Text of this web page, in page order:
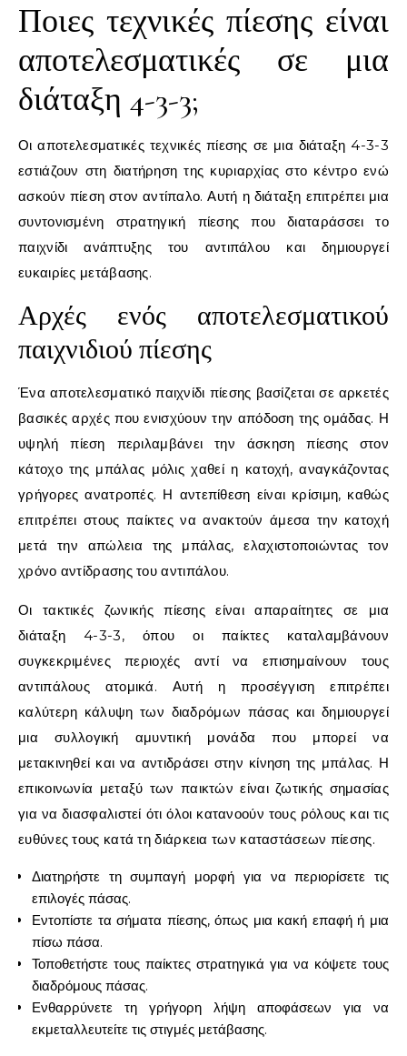
Ποιες τεχνικές πίεσης είναι
αποτελεσματικές σε μια
διάταξη 4-3-3;
Οι αποτελεσματικές τεχνικές πίεσης σε μια διάταξη 4-3-3
εστιάζουν στη διατήρηση της κυριαρχίας στο κέντρο ενώ
ασκούν πίεση στον αντίπαλο. Αυτή η διάταξη επιτρέπει μια
συντονισμένη στρατηγική πίεσης που διαταράσσει το
παιχνίδι ανάπτυξης του αντιπάλου και δημιουργεί
ευκαιρίες μετάβασης.
Αρχές ενός αποτελεσματικού
παιχνιδιού πίεσης
Ένα αποτελεσματικό παιχνίδι πίεσης βασίζεται σε αρκετές
βασικές αρχές που ενισχύουν την απόδοση της ομάδας. Η
υψηλή πίεση περιλαμβάνει την άσκηση πίεσης στον
κάτοχο της μπάλας μόλις χαθεί η κατοχή, αναγκάζοντας
γρήγορες ανατροπές. Η αντεπίθεση είναι κρίσιμη, καθώς
επιτρέπει στους παίκτες να ανακτούν άμεσα την κατοχή
μετά την απώλεια της μπάλας, ελαχιστοποιώντας τον
χρόνο αντίδρασης του αντιπάλου.
Οι τακτικές ζωνικής πίεσης είναι απαραίτητες σε μια
διάταξη 4-3-3, όπου οι παίκτες καταλαμβάνουν
συγκεκριμένες περιοχές αντί να επισημαίνουν τους
αντιπάλους ατομικά. Αυτή η προσέγγιση επιτρέπει
καλύτερη κάλυψη των διαδρόμων πάσας και δημιουργεί
μια συλλογική αμυντική μονάδα που μπορεί να
μετακινηθεί και να αντιδράσει στην κίνηση της μπάλας. Η
επικοινωνία μεταξύ των παικτών είναι ζωτικής σημασίας
για να διασφαλιστεί ότι όλοι κατανοούν τους ρόλους και τις
ευθύνες τους κατά τη διάρκεια των καταστάσεων πίεσης.
Διατηρήστε τη συμπαγή μορφή για να περιορίσετε τις
επιλογές πάσας.
Εντοπίστε τα σήματα πίεσης, όπως μια κακή επαφή ή μια
πίσω πάσα.
Τοποθετήστε τους παίκτες στρατηγικά για να κόψετε τους
διαδρόμους πάσας.
Ενθαρρύνετε τη γρήγορη λήψη αποφάσεων για να
εκμεταλλευτείτε τις στιγμές μετάβασης.